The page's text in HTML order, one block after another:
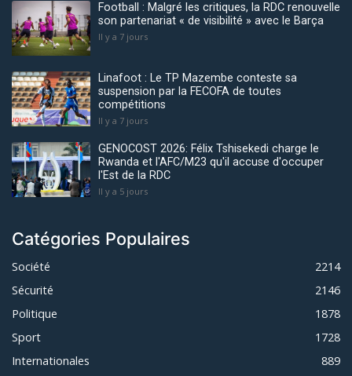
Football : Malgré les critiques, la RDC renouvelle
son partenariat « de visibilité » avec le Barça
Il y a 7 jours
Linafoot : Le TP Mazembe conteste sa
suspension par la FECOFA de toutes
compétitions
Il y a 7 jours
GENOCOST 2026: Félix Tshisekedi charge le
Rwanda et l'AFC/M23 qu'il accuse d'occuper
l'Est de la RDC
Il y a 5 jours
Catégories Populaires
Société
2214
Sécurité
2146
Politique
1878
Sport
1728
Internationales
889